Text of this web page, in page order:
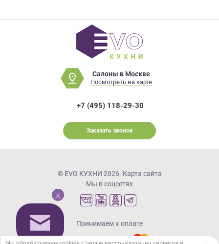
Салоны в Москве
Посмотреть на карте
+7 (495) 118-29-30
Заказать звонок
© EVO КУХНИ 2026. Карта сайта
Мы в соцсетях
Принимаем к оплате